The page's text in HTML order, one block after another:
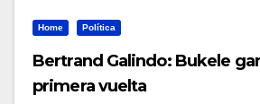
Home Política
Bertrand Galindo: Bukele
primera vuelta